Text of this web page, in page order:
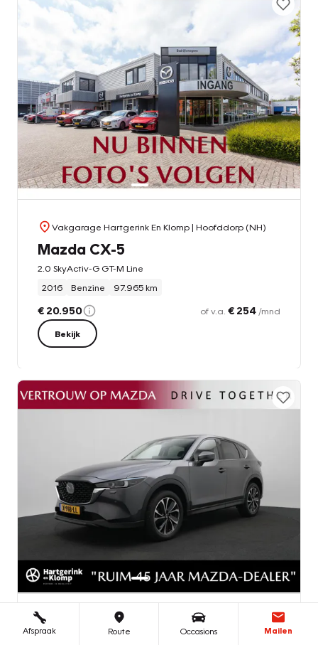
Vakgarage Hartgerink En Klomp| Hoofddorp (NH)
Mazda CX-5
2.0 SkyActiv-G GT-M Line
2016
Benzine 97.965 km
€ 20.950 of v.a. € 254 /mnd
Bekijk
Vakgarage Hartgerink En Klomp | Hoofddorp (NH)
Afspraak Route Occasions Mailen